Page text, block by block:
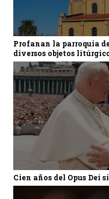
Profanan la parroquia
diversos objetos
Cien años del Opus Dei